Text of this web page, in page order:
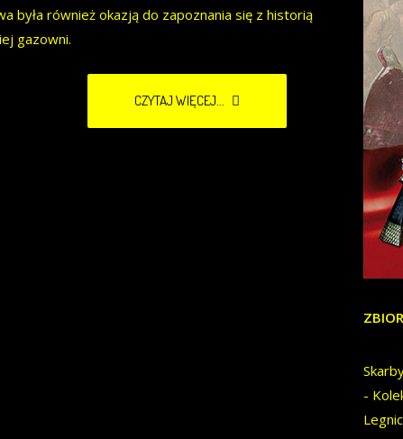
była również okazją do zapoznania się z historią
gazowni.
CZYTAJ WIĘCEJ...
-